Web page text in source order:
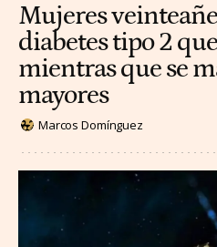
Mujeres
diabetes tipo 2
mientras que se
mayores
Marcos Domínguez